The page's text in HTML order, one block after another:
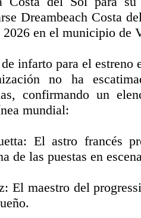
Dreambeach Costa
2026 en el municipio de
infarto para el estreno
no ha
confirmando un
mundial:
El astro francés
de las puestas en
El maestro del